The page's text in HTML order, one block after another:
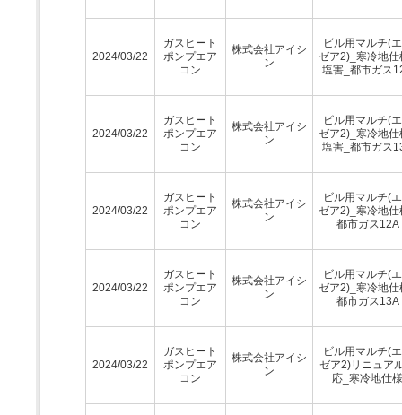
2024/03/22
ガスヒート
ポンプエア
コン
株式会社アイシ
ン
ビル用マルチ(
ゼア2)_寒冷地仕
塩害_都市ガス
2024/03/22
ガスヒート
ポンプエア
コン
株式会社アイシ
ン
ビル用マルチ(
ゼア2)_寒冷地仕
塩害_都市ガス
2024/03/22
ガスヒート
ポンプエア
コン
株式会社アイシ
ン
ビル用マルチ(
ゼア2)_寒冷地仕
都市ガス12A
2024/03/22
ガスヒート
ポンプエア
コン
株式会社アイシ
ン
ビル用マルチ(
ゼア2)_寒冷地仕
都市ガス13A
2024/03/22
ガスヒート
ポンプエア
コン
株式会社アイシ
ン
ビル用マルチ(
ゼア2)リニュア
応_寒冷地仕様